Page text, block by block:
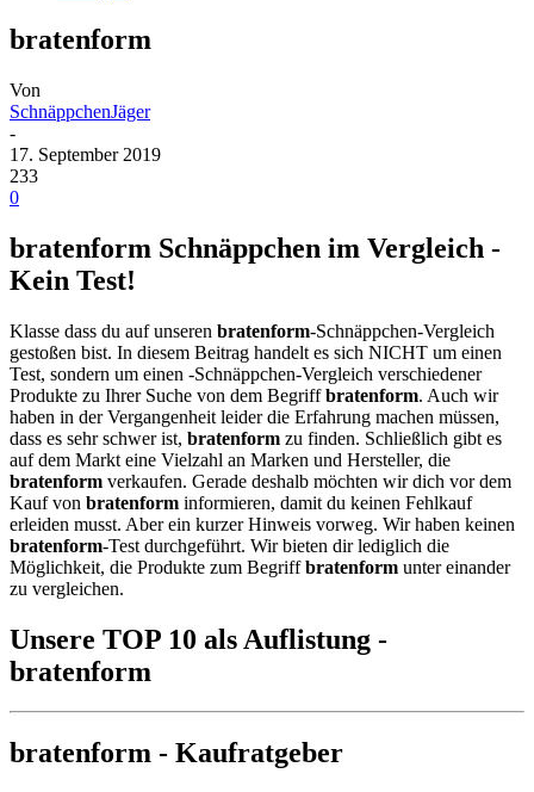
bratenform
Von
SchnäppchenJäger
-
17. September 2019
233
0
bratenform Schnäppchen im Vergleich -
Kein Test!
Klasse dass du auf unseren bratenform-Schnäppchen-Vergleich
gestoßen bist. In diesem Beitrag handelt es sich NICHT um einen
Test, sondern um einen -Schnäppchen-Vergleich verschiedener
Produkte zu Ihrer Suche von dem Begriffbratenform. Auch wir
haben in der Vergangenheit leider die Erfahrung machen müssen,
dass es sehr schwer ist, bratenform zu finden. Schließlich gibt es
auf dem Markt eine Vielzahl an Marken und Hersteller, die
bratenform verkaufen. Gerade deshalb möchten wir dich vor dem
Kauf von bratenform informieren, damit du keinen Fehlkauf
erleiden musst. Aber ein kurzer Hinweis vorweg. Wir haben keinen
bratenform-Test durchgeführt. Wir bieten dir lediglich die
Möglichkeit, die Produkte zum Begriffbratenform unter einander
zu vergleichen.
Unsere TOP 10 als Auflistung -
bratenform
bratenform - Kaufratgeber